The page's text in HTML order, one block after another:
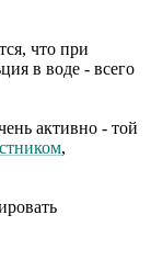
что при
в воде - всего
активно - той
,